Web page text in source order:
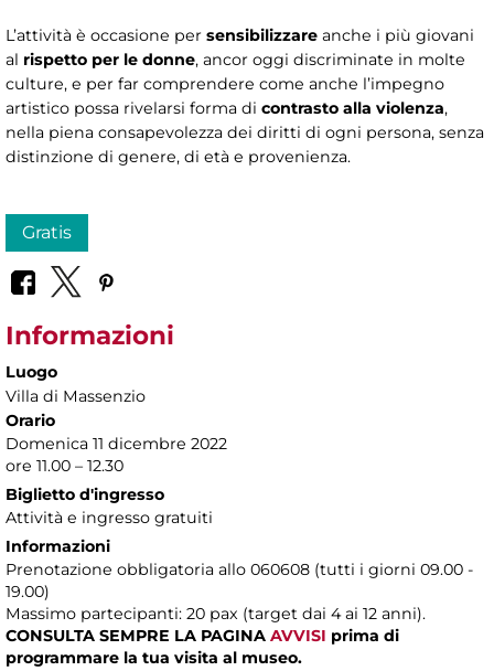
L’attività è occasione per sensibilizzare anche i più giovani
al rispetto per le donne, ancor oggi discriminate in molte
culture, e per far comprendere come anche l’impegno
artistico possa rivelarsi forma di contrasto alla violenza,
nella piena consapevolezza dei diritti di ogni persona, senza
distinzione di genere, di età e provenienza.
Gratis
Informazioni
Luogo
Villa di Massenzio
Orario
Domenica 11 dicembre 2022
ore 11.00 – 12.30
Biglietto d'ingresso
Attività e ingresso gratuiti
Informazioni
Prenotazione obbligatoria allo 060608 (tutti i giorni 09.00 -
19.00)
Massimo partecipanti: 20 pax (target dai 4 ai 12 anni).
CONSULTA SEMPRE LA PAGINA AVVISI prima di
programmare la tua visita al museo.